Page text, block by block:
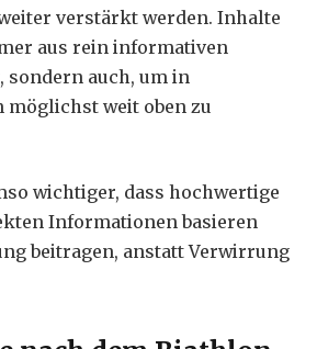
verstärkt werden. Inhalte
aus rein informativen
sondern auch, um in
möglichst weit oben zu
wichtiger, dass hochwertige
Informationen basieren
beitragen, anstatt Verwirrung